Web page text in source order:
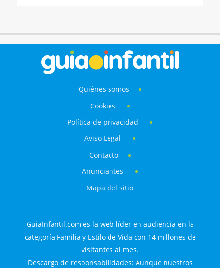
Quiénes somos
Cookies
Política de privacidad
Aviso Legal
Contacto
Anunciantes
Mapa del sitio
GuiaInfantil.com es la web líder en audiencia en la
categoría Familia y Estilo de Vida con 14 millones de
visitantes al mes.
Descargo de responsabilidades: Aunque nuestros